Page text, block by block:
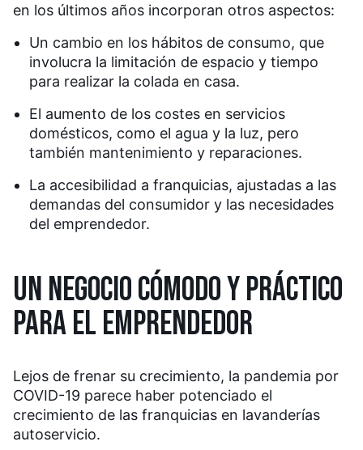
en los últimos años incorporan otros aspectos:
Un cambio en los hábitos de consumo, que
involucra la limitación de espacio y tiempo
para realizar la colada en casa.
El aumento de los costes en servicios
domésticos, como el agua y la luz, pero
también mantenimiento y reparaciones.
La accesibilidad a franquicias, ajustadas a las
demandas del consumidor y las necesidades
del emprendedor.
UN NEGOCIO CÓMODO Y PRÁCTICO
PARA EL EMPRENDEDOR
Lejos de frenar su crecimiento, la pandemia por
COVID-19 parece haber potenciado el
crecimiento de las franquicias en lavanderías
autoservicio.